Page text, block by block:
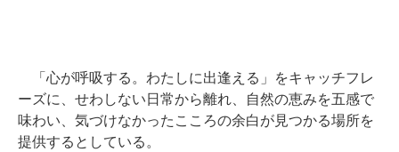
「心が呼吸する。わたしに出逢える」をキャッチフレ
ーズに、せわしない日常から離れ、自然の恵みを五感で
味わい、気づけなかったこころの余白が見つかる場所を
提供するとしている。